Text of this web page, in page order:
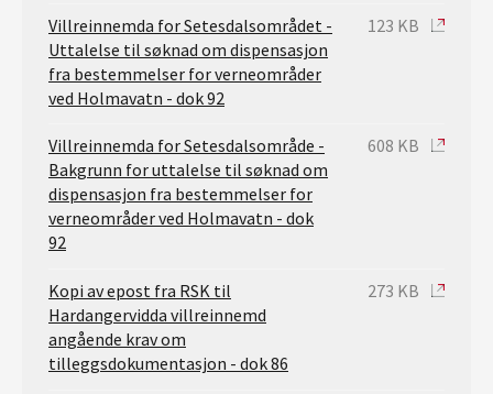
Villreinnemda for Setesdalsområdet -
Uttalelse til søknad om dispensasjon
fra bestemmelser for verneområder
ved Holmavatn - dok 92
123 KB
Villreinnemda for Setesdalsområde -
Bakgrunn for uttalelse til søknad om
dispensasjon fra bestemmelser for
verneområder ved Holmavatn - dok
92
608 KB
Kopi av epost fra RSK til
Hardangervidda villreinnemd
angående krav om
tilleggsdokumentasjon - dok 86
273 KB